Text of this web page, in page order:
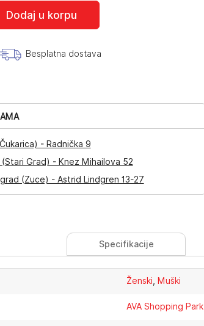
Dodaj u korpu
Besplatna dostava
- Radnička 9
Grad) - Knez Mihailova 52
(Zuce) - Astrid Lindgren 13-27
Specifikacije
Ženski ,Muški
AVA Shopping Park